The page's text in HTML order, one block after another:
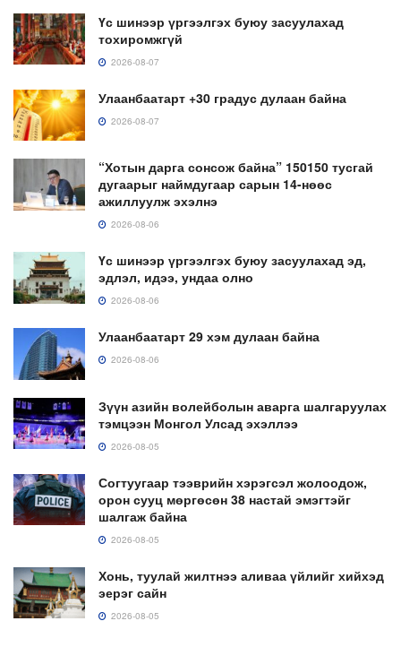
Үс шинээр үргээлгэх буюу засуулахад
тохиромжгүй
2026-08-07
Улаанбаатарт +30 градус дулаан байна
2026-08-07
“Хотын дарга сонсож байна” 150150 тусгай
дугаарыг наймдугаар сарын 14-нөөс
ажиллуулж эхэлнэ
2026-08-06
Үс шинээр үргээлгэх буюу засуулахад эд,
эдлэл, идээ, ундаа олно
2026-08-06
Улаанбаатарт 29 хэм дулаан байна
2026-08-06
Зүүн азийн волейболын аварга шалгаруулах
тэмцээн Монгол Улсад эхэллээ
2026-08-05
Согтуугаар тээврийн хэрэгсэл жолоодож,
орон сууц мөргөсөн 38 настай эмэгтэйг
шалгаж байна
2026-08-05
Хонь, туулай жилтнээ аливаа үйлийг хийхэд
эерэг сайн
2026-08-05